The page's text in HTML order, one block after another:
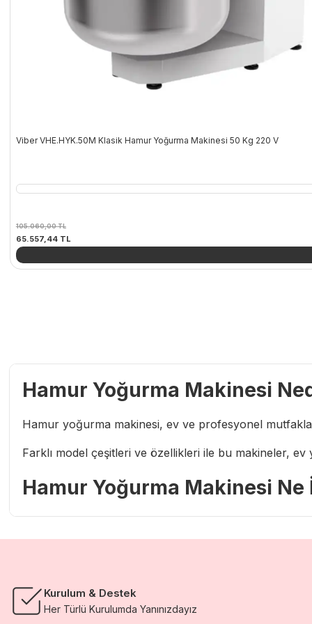
Viber VHE.HYK.50M Klasik Hamur Yoğurma Makinesi 50 Kg 220 V
105.060,00TL
Orijinal
fiyat:
105.060,00 TL.
65.557,44 TLŞu
fiyat:
Hamur Yoğurma Makinesi
Hamur yoğurma makinesi, ev ve profesyonel
Farklı model çeşitleri ve özellikleri ile bu makineler,
Hamur Yoğurma Makinesi Ne
Ayrıca, bazı modeller makarna kesme ve
Kurulum & Destek
Her Türlü Kurulumda Yanınızdayız